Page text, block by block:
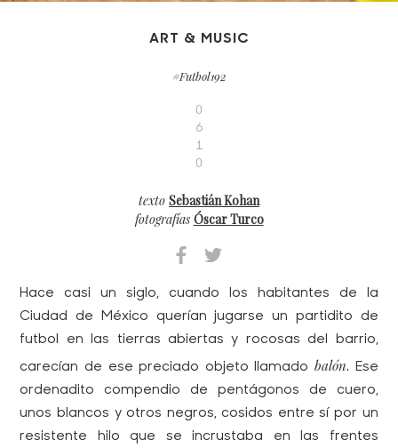
ART & MUSIC
#Futbol192
0
6
1
0
texto Sebastián Kohan
fotografías Óscar Turco
Hace casi un siglo, cuando los habitantes de la
Ciudad de México querían jugarse un partidito de
futbol en las tierras abiertas y rocosas del barrio,
carecían de ese preciado objeto llamado balón. Ese
ordenadito compendio de pentágonos de cuero,
unos blancos y otros negros, cosidos entre sí por un
resistente hilo que se incrustaba en las frentes